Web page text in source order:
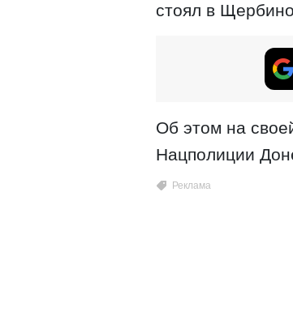
стоял в
Об этом на
Нацполиции